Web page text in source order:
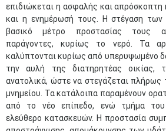
επιδιώκεται η ασφαλής και
και η ενημέρωσή τους. Η στέγαση των
βασικό μέτρο προστασίας τους
παράγοντες, κυρίως το νερό. Τα
καλύπτονται κυρίως από υπερυψωμένο
την αυλή της διατηρητέας οικίας,
ανατολικά, ώστε να στεγάζεται
μνημείου. Τα κατάλοιπα παραμένουν
από το νέο επίπεδο, ενώ τμήμα του
ελεύθερο κατασκευών. Η προστασία